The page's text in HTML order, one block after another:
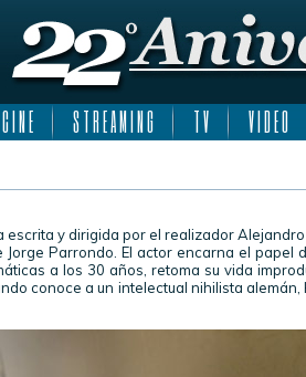
C I N E S T R E A M I N G T V V I D E O
y dirigida por el realizador Alejandro
Parrondo. El actor encarna el papel
a los 30 años, retoma su vida
conoce a un intelectual nihilista alemán,